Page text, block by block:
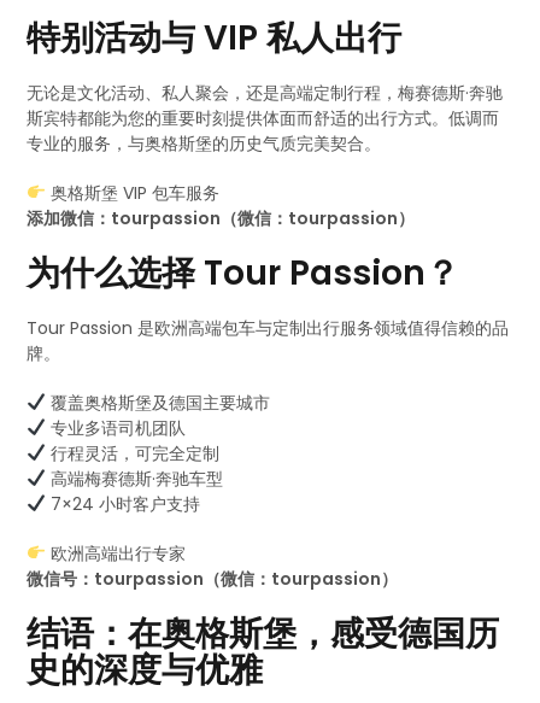
特别活动与 VIP 私人出行
无论是文化活动、私人聚会，还是高端定制行程，梅赛德斯·奔驰
斯宾特都能为您的重要时刻提供体面而舒适的出行方式。低调而
专业的服务，与奥格斯堡的历史气质完美契合。
奥格斯堡 VIP 包车服务
添加微信：tourpassion（微信：tourpassion）
为什么选择 Tour Passion？
Tour Passion 是欧洲高端包车与定制出行服务领域值得信赖的品
牌。
覆盖奥格斯堡及德国主要城市
专业多语司机团队
行程灵活，可完全定制
高端梅赛德斯·奔驰车型
7×24 小时客户支持
欧洲高端出行专家
微信号：tourpassion（微信：tourpassion）
结语：在奥格斯堡，感受德国历
史的深度与优雅